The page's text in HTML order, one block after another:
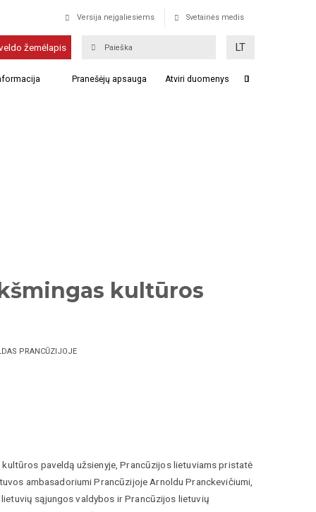
Versija neįgaliesiems Svetainės medis
žemėlapis LT
Pranešėjų apsauga Atviri duomenys
kultūros
PRANCŪZIJOJE
paveldą užsienyje, Prancūzijos lietuviams pristatė
ambasadoriumi Prancūzijoje Arnoldu Pranckevičiumi,
sąjungos valdybos ir Prancūzijos lietuvių